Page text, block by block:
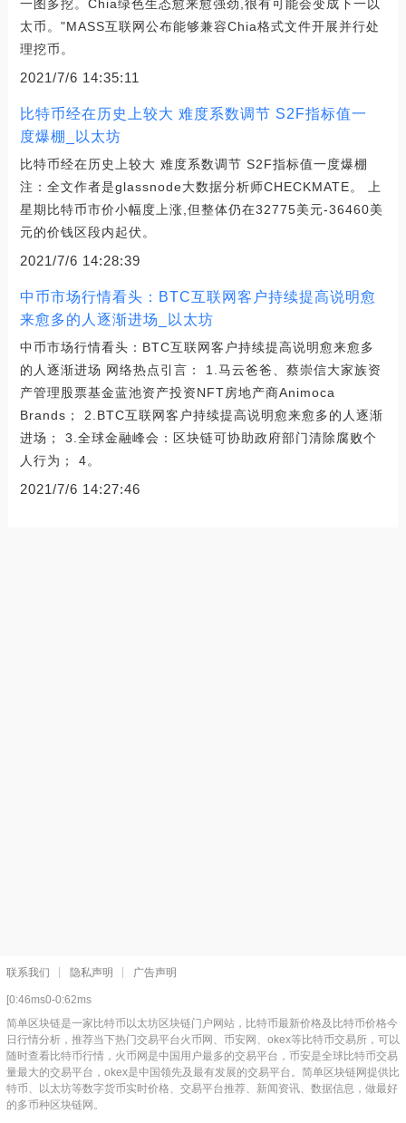
一图多挖。Chia绿色生态愈来愈强劲,很有可能会变成下一以
太币。"MASS互联网公布能够兼容Chia格式文件开展并行处
理挖币。
2021/7/6 14:35:11
比特币经在历史上较大 难度系数调节 S2F指标值一
度爆棚_以太坊
比特币经在历史上较大 难度系数调节 S2F指标值一度爆棚
注：全文作者是glassnode大数据分析师CHECKMATE。 上
星期比特币市价小幅度上涨,但整体仍在32775美元-36460美
元的价钱区段内起伏。
2021/7/6 14:28:39
中币市场行情看头：BTC互联网客户持续提高说明愈
来愈多的人逐渐进场_以太坊
中币市场行情看头：BTC互联网客户持续提高说明愈来愈多
的人逐渐进场 网络热点引言： 1.马云爸爸、蔡崇信大家族资
产管理股票基金蓝池资产投资NFT房地产商Animoca
Brands； 2.BTC互联网客户持续提高说明愈来愈多的人逐渐
进场； 3.全球金融峰会：区块链可协助政府部门清除腐败个
人行为； 4。
2021/7/6 14:27:46
联系我们 隐私声明 广告声明
[0:46ms0-0:62ms
简单区块链是一家比特币以太坊区块链门户网站，比特币最新价格及比特币价格今
日行情分析，推荐当下热门交易平台火币网、币安网、okex等比特币交易所，可以
随时查看比特币行情，火币网是中国用户最多的交易平台，币安是全球比特币交易
量最大的交易平台，okex是中国领先及最有发展的交易平台。简单区块链网提供比
特币、以太坊等数字货币实时价格、交易平台推荐、新闻资讯、数据信息，做最好
的多币种区块链网。